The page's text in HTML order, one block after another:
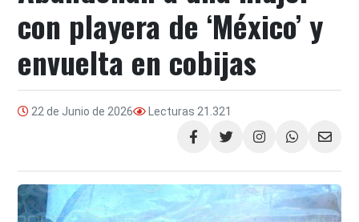
con playera de ‘México’ y
envuelta en cobijas
22 de Junio de 2026 Lecturas 21.321
Compartir